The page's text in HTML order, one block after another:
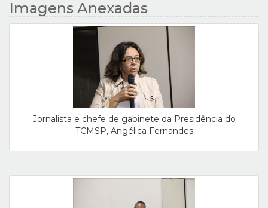
Imagens Anexadas
Jornalista e chefe de gabinete da Presidência do
TCMSP, Angélica Fernandes